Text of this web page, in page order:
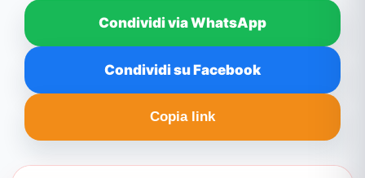
Condividi via WhatsApp
Condividi su Facebook
Copia link